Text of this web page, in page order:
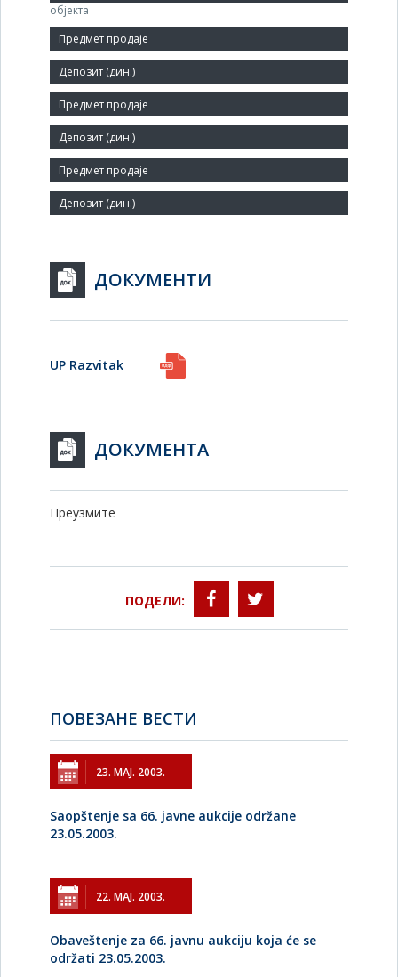
објекта
Матични број:
17174606
Број запослених:
137
Заступник:
ДОКУМЕНТИ
UP Razvitak
ДОКУМЕНТА
Преузмите
ПОДЕЛИ:
ПОВЕЗАНЕ ВЕСТИ
23. МАЈ. 2003.
Saopštenje sa 66. javne aukcije održane
23.05.2003.
22. МАЈ. 2003.
Obaveštenje za 66. javnu aukciju koja će se
održati 23.05.2003.